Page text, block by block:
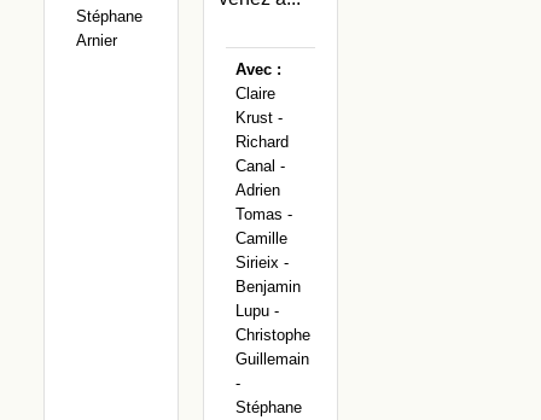
Stéphane
Arnier
Avec :
Claire
Krust -
Richard
Canal -
Adrien
Tomas -
Camille
Sirieix -
Benjamin
Lupu -
Christophe
Guillemain
-
Stéphane